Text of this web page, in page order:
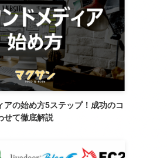
アの始め方5ステップ！成功のコ
せて徹底解説